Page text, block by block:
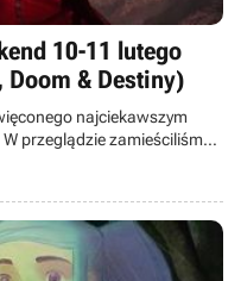
10-11 lutego
Doom & Destiny)
najciekawszym
przeglądzie zamieściliśmy
Planar Conquest, R-
Rise i The Revenge of